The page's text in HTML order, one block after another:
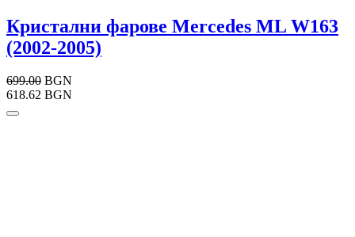
Кристални фарове Mercedes ML W163
(2002-2005)
699.00 BGN
618.62 BGN